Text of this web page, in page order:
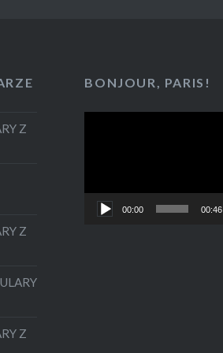
Z
Z
Z
BONJOUR, PARIS!
00:00 00:46